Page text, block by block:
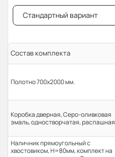
Стандартный вариант
Состав комплекта
Полотно 700x2000 мм.
Коробка дверная, Серо-оливковая
эмаль, одностворчатая, распашная
Наличник прямоугольный с
хвостовиком, H=80мм, комплект на